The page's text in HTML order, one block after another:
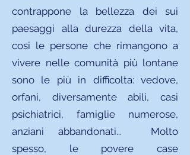
contrappone la bellezza dei sui
paesaggi alla durezza della vita,
cosi le persone che rimangono a
vivere nelle comunità più lontane
sono le più in difficolta: vedove,
orfani, diversamente abili, casi
psichiatrici, famiglie numerose,
anziani abbandonati... Molto
spesso, le povere case